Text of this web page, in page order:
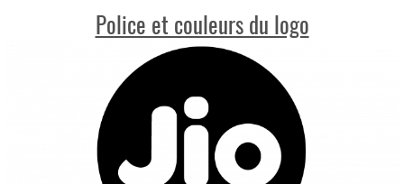
Police et couleurs du logo